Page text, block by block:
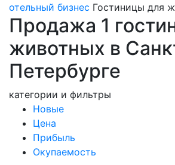
отельный бизнес Гостиницы для
Продажа 1
животных в
Петербурге
категории и фильтры
Новые
Цена
Прибыль
Окупаемость